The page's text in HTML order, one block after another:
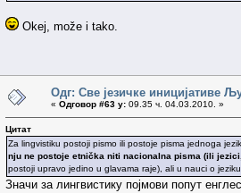
Okej, može i tako.
Одг: Све језичке иницијативе
« Одговор #63 у: 09.35 ч. 04.03.2010. »
Цитат
Za lingvistiku postoji pismo ili postoje pisma jednoga
nju ne postoje etnička niti nacionalna pisma (ili
postoji upravo jedino u glavama raje), ali u nauci o
Значи за лингвистику појмови попут